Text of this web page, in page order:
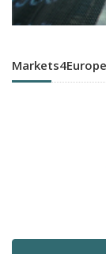
Markets4Europe